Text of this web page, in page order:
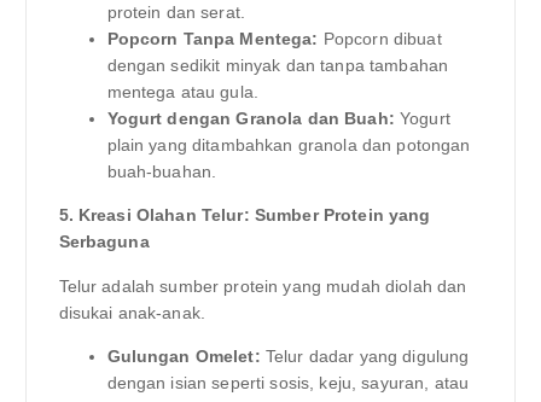
protein dan serat.
Popcorn Tanpa Mentega: Popcorn dibuat
dengan sedikit minyak dan tanpa tambahan
mentega atau gula.
Yogurt dengan Granola dan Buah: Yogurt
plain yang ditambahkan granola dan potongan
buah-buahan.
5. Kreasi Olahan Telur: Sumber Protein yang
Serbaguna
Telur adalah sumber protein yang mudah diolah dan
disukai anak-anak.
Gulungan Omelet: Telur dadar yang digulung
dengan isian seperti sosis, keju, sayuran, atau